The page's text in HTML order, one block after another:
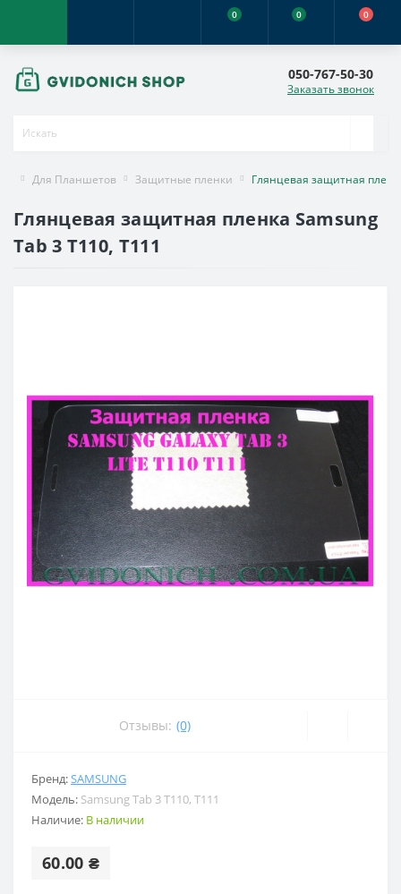
0 0 0
050-767-50-30
Заказать звонок
Для Планшетов Защитные пленки Глянцевая защитная
Глянцевая защитная пленка Samsung
Tab 3 T110, T111
Отзывы: (0)
Бренд:SAMSUNG
Модель: Samsung Tab 3 T110, T111
Наличие: В наличии
60.00 ₴